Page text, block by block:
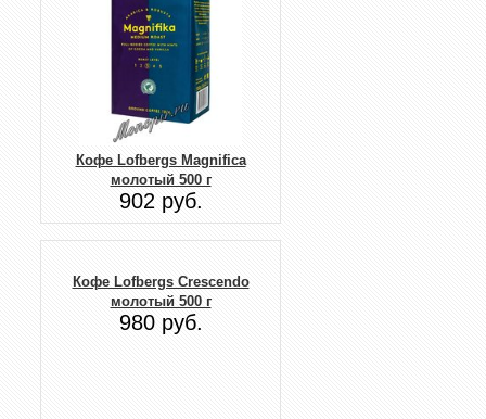
Кофе Lofbergs Magnifica
молотый 500 г
902 руб.
Кофе Lofbergs Crescendo
молотый 500 г
980 руб.